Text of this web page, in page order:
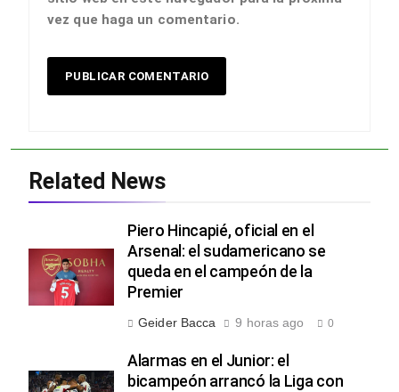
vez que haga un comentario.
Related News
Piero Hincapié, oficial en el
Arsenal: el sudamericano se
queda en el campeón de la
Premier
Geider Bacca 9 horas ago 0
Alarmas en el Junior: el
bicampeón arrancó la Liga con